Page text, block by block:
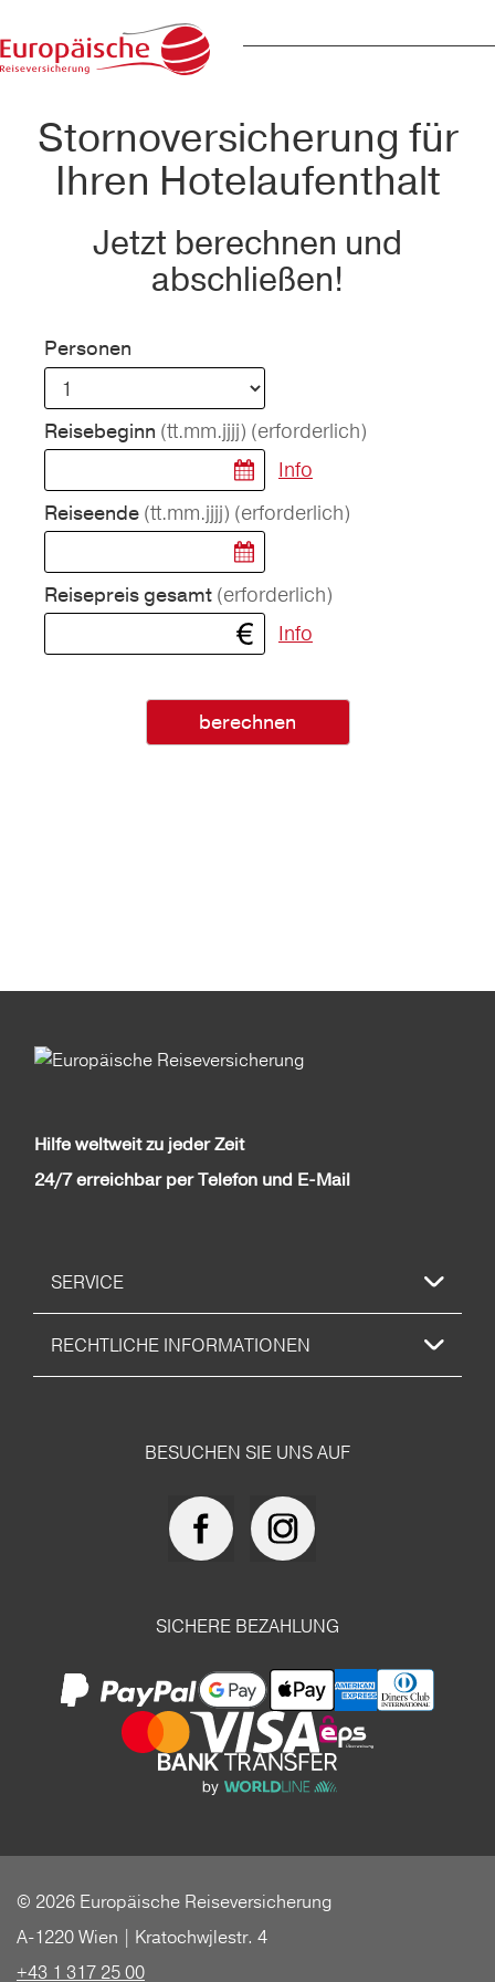
Stornoversicherung für
Ihren Hotelaufenthalt
Jetzt berechnen und
abschließen!
Personen
Reisebeginn (tt.mm.jjjj) (erforderlich)
Info
Reiseende (tt.mm.jjjj) (erforderlich)
Reisepreis gesamt (erforderlich)
Info
berechnen
Hilfe weltweit zu jeder Zeit
24/7 erreichbar per Telefon und E-Mail
SERVICE
RECHTLICHE INFORMATIONEN
BESUCHEN SIE UNS AUF
SICHERE BEZAHLUNG
© 2026 Europäische Reiseversicherung
A-1220 Wien | Kratochwjlestr. 4
+43 1 317 25 00